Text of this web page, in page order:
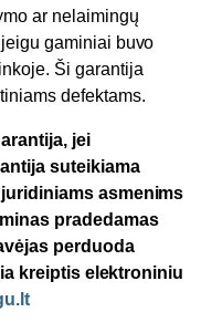
ar nelaimingų
gaminiai buvo
Ši garantija
defektams.
jei
suteikiama
asmenims
pradedamas
perduoda
kreiptis elektroniniu